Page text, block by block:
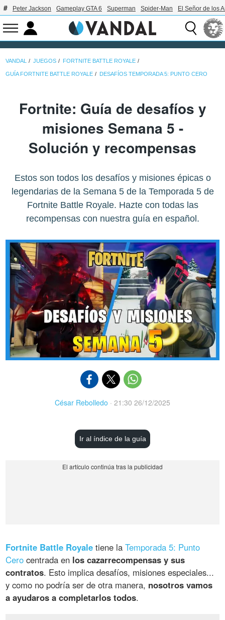
Peter Jackson Gameplay GTA 6 Superman Spider-Man El Señor de los
VANDAL JUEGOS FORTNITE BATTLE ROYALE
GUÍA FORTNITE BATTLE ROYALE DESAFÍOS TEMPORADA 5: PUNTO CERO
Fortnite: Guía de desafíos y
misiones Semana 5 -
Solución y recompensas
Estos son todos los desafíos y misiones épicas o
legendarias de la Semana 5 de la Temporada 5 de
Fortnite Battle Royale. Hazte con todas las
recompensas con nuestra guía en español.
César Rebolledo · 21:30 26/12/2025
Ir al índice de la guía
Fortnite Battle Royale tiene laTemporada 5: Punto
Cero centrada en los cazarrecompensas y sus
contratos. Esto implica desafíos, misiones especiales...
y como no podría ser de otra manera, nosotros vamos
a ayudaros a completarlos todos.